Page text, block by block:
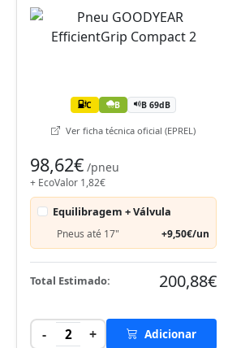
C B B 69dB
Ver ficha técnica oficial (EPREL)
98,62€ /pneu
+ EcoValor 1,82€
Equilibragem + Válvula
Pneus até 17" +9,50€/un
Total Estimado: 200,88€
- 2 + Adicionar